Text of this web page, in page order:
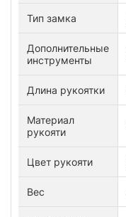
Тип замка
Дополнительные
инструменты
Длина рукоятки
Материал
рукояти
Цвет рукояти
Вес